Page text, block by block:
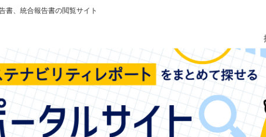
書、統合報告書の閲覧サイト